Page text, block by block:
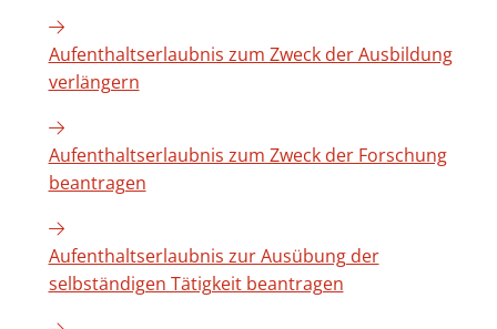
Aufenthaltserlaubnis zum Zweck der Ausbildung
verlängern
Aufenthaltserlaubnis zum Zweck der Forschung
beantragen
Aufenthaltserlaubnis zur Ausübung der
selbständigen Tätigkeit beantragen